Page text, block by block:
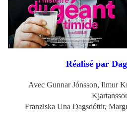
Réalisé par
Avec Gunnar Jónsson, Ilmur
Franziska Una Dagsdóttir,